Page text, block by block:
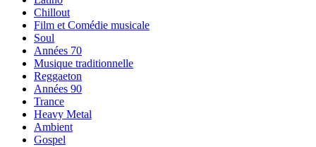
Chillout
Film et Comédie musicale
Soul
Années 70
Musique traditionnelle
Reggaeton
Années 90
Trance
Heavy Metal
Ambient
Gospel